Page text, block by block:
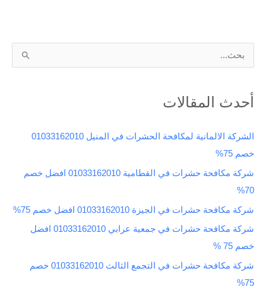
ب
ح
:
أحدث المقالات
الشركة الالمانية لمكافحة الحشرات في المنيل 01033162010
خصم 75%
شركة مكافحة حشرات في القطامية 01033162010 افضل خصم
70%
شركة مكافحة حشرات في الجيزة 01033162010 افضل خصم 75%
شركة مكافحة حشرات في جمعية عرابي 01033162010 افضل
خصم 75 %
شركة مكافحة حشرات في التجمع الثالث 01033162010 خصم
75%